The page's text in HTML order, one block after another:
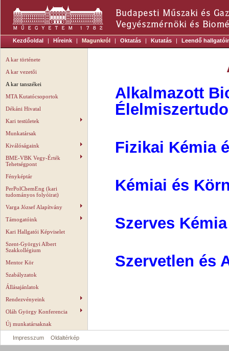
Kezdőoldal | Híreink | Magunkról | Oktatás | Kutatás | Leendő
A kar története
A kar vezetői
A kar tanszékei
MTA Kutatócsoportok
Dékáni Hivatal
Kari testületek
Munkatársak
Kiválóságaink
BME-VBK Vegy-Érték
Tehetségpont
Fényképtár
PerPolChemEng (kari
tudományos folyóirat)
Varga József Alapítvány
Támogatóink
Kari Hallgatói Képviselet
Szent-Györgyi Albert
Szakkollégium
Mentor Kör
Szabályzatok
Állásajánlatok
Rendezvényeink
Oláh György Konferencia
Új munkatársaknak
Alkalmazott
Fizikai Kémia
Kémiai és
Szerves
Szervetlen és
Impresszum Oldaltérkép